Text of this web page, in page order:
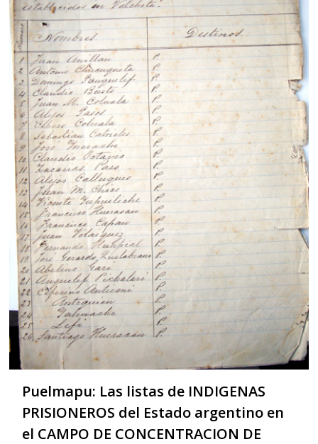
Puelmapu: Las listas de INDIGENAS
PRISIONEROS del Estado argentino en
el CAMPO DE CONCENTRACION DE